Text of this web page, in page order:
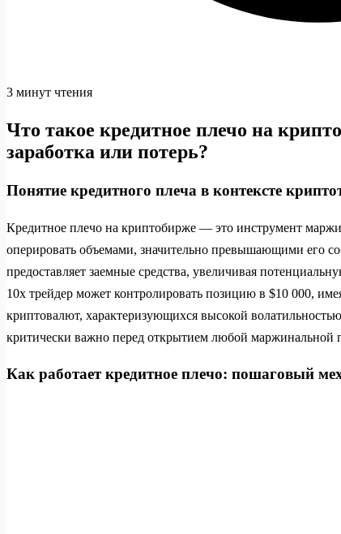
3 минут чтения
Что такое кредитное плечо на
заработка или потерь?
Понятие кредитного плеча в контексте
Кредитное плечо на криптобирже — это инструмент
оперировать объемами, значительно превышающими его
предоставляет заемные средства, увеличивая
10x трейдер может контролировать позицию в $10 000,
криптовалют, характеризующихся высокой
критически важно перед открытием любой маржинальной
Как работает кредитное плечо: пошаговый